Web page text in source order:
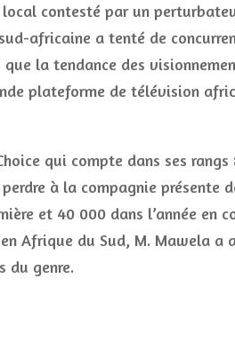
contesté par un
africaine a tenté de
la tendance des
plateforme de télévision
qui compte dans ses
à la compagnie présente
et 40 000 dans l’année en
Afrique du Sud, M. Mawela a
du genre.